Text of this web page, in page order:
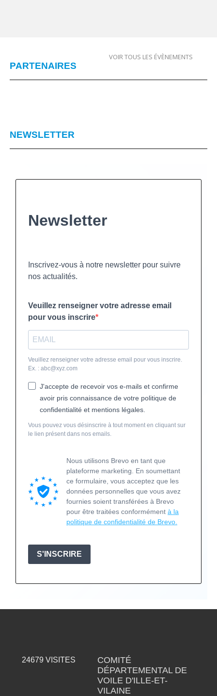
VOIR TOUS LES ÉVÈNEMENTS
PARTENAIRES
NEWSLETTER
Newsletter
Inscrivez-vous à notre newsletter pour suivre
nos actualités.
Veuillez renseigner votre adresse email
pour vous inscrire
Veuillez renseigner votre adresse email pour vous inscrire.
Ex. : abc@xyz.com
J'accepte de recevoir vos e-mails et confirme
avoir pris connaissance de votre politique de
confidentialité et mentions légales.
Vous pouvez vous désinscrire à tout moment en cliquant sur
le lien présent dans nos emails.
Nous utilisons Brevo en tant que
plateforme marketing. En soumettant
ce formulaire, vous acceptez que les
données personnelles que vous avez
fournies soient transférées à Brevo
pour être traitées conformément à la
politique de confidentialité de Brevo.
S'INSCRIRE
24679 VISITES
COMITÉ
DÉPARTEMENTAL DE
VOILE D'ILLE-ET-
VILAINE